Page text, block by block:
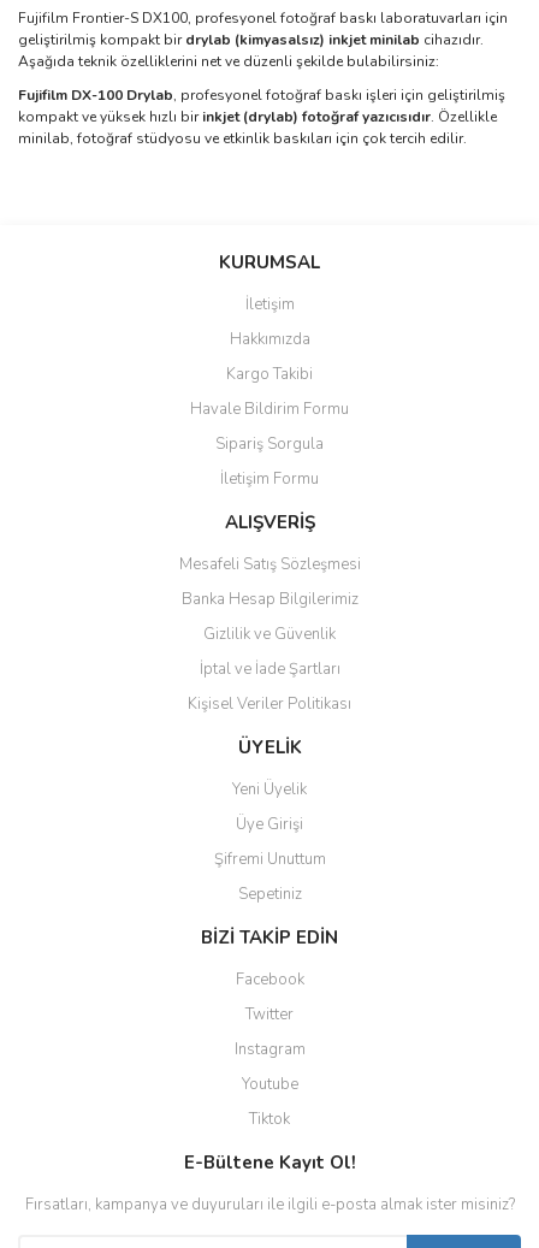
Fujifilm Frontier-S DX100, profesyonel fotoğraf baskı laboratuvarları için
geliştirilmiş kompakt birdrylab (kimyasalsız) inkjet minilab cihazıdır.
Aşağıda teknik özelliklerini net ve düzenli şekilde bulabilirsiniz:
Fujifilm DX-100 Drylab, profesyonel fotoğraf baskı işleri için geliştirilmiş
kompakt ve yüksek hızlı birinkjet (drylab) fotoğraf yazıcısıdır. Özellikle
minilab, fotoğraf stüdyosu ve etkinlik baskıları için çok tercih edilir.
Bu ürüne ilk yorumu siz yapın!
Ürün resmi kalitesiz, bozuk veya görüntülenemiyor.
Ürün açıklamasında eksik bilgiler bulunuyor.
Ürün bilgilerinde hatalar bulunuyor.
Ürün fiyatı diğer sitelerden daha pahalı.
Bu ürüne benzer farklı alternatifler olmalı.
Gönder
KURUMSAL
İletişim
Hakkımızda
Kargo Takibi
Havale Bildirim Formu
Sipariş Sorgula
İletişim Formu
ALIŞVERİŞ
Mesafeli Satış Sözleşmesi
Banka Hesap Bilgilerimiz
Gizlilik ve Güvenlik
İptal ve İade Şartları
Kişisel Veriler Politikası
ÜYELİK
Yeni Üyelik
Üye Girişi
Şifremi Unuttum
Sepetiniz
BİZİ TAKİP EDİN
Facebook
Twitter
Instagram
Youtube
Tiktok
E-Bültene Kayıt Ol!
Fırsatları, kampanya ve duyuruları ile ilgili e-posta almak ister misiniz?